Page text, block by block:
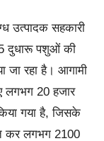
उत्पादक सहकारी
दुधारू पशुओं की
जा रहा है। आगामी
लगभग 20 हजार
गया है, जिसके
कर लगभग 2100